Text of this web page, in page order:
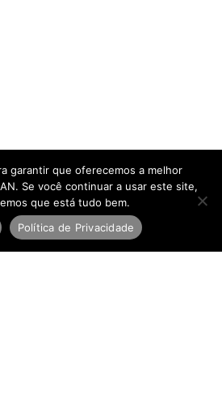
garantir que oferecemos a melhor
Se você continuar a usar este site,
que está tudo bem.
Política de Privacidade